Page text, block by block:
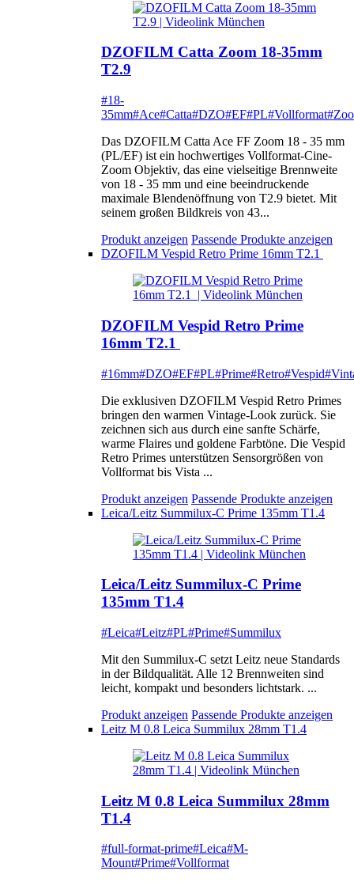
DZOFILM Catta Zoom 18-35mm
T2.9
#18-
35mm#Ace#Catta#DZO#EF#PL#Vollformat
Das DZOFILM Catta Ace FF Zoom 18 - 35 mm
(PL/EF) ist ein hochwertiges Vollformat-Cine-
Zoom Objektiv, das eine vielseitige Brennweite
von 18 - 35 mm und eine beeindruckende
maximale Blendenöffnung von T2.9 bietet. Mit
seinem großen Bildkreis von 43...
Produkt anzeigen Passende Produkte anzeigen
DZOFILM Vespid Retro Prime 16mm T2.1
DZOFILM Vespid Retro Prime
16mm T2.1
#16mm#DZO#EF#PL#Prime#Retro#Vespid
Die exklusiven DZOFILM Vespid Retro Primes
bringen den warmen Vintage-Look zurück. Sie
zeichnen sich aus durch eine sanfte Schärfe,
warme Flaires und goldene Farbtöne. Die Vespid
Retro Primes unterstützen Sensorgrößen von
Vollformat bis Vista ...
Produkt anzeigen Passende Produkte anzeigen
Leica/Leitz Summilux-C Prime 135mm T1.4
Leica/Leitz Summilux-C Prime
135mm T1.4
#Leica#Leitz#PL#Prime#Summilux
Mit den Summilux-C setzt Leitz neue Standards
in der Bildqualität. Alle 12 Brennweiten sind
leicht, kompakt und besonders lichtstark. ...
Produkt anzeigen Passende Produkte anzeigen
Leitz M 0.8 Leica Summilux 28mm T1.4
Leitz M 0.8 Leica Summilux 28mm
T1.4
#full-format-prime#Leica#M-
Mount#Prime#Vollformat